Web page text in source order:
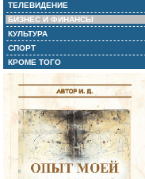
ТЕЛЕВИДЕНИЕ
БИЗНЕС И ФИНАНСЫ
КУЛЬТУРА
СПОРТ
КРОМЕ ТОГО